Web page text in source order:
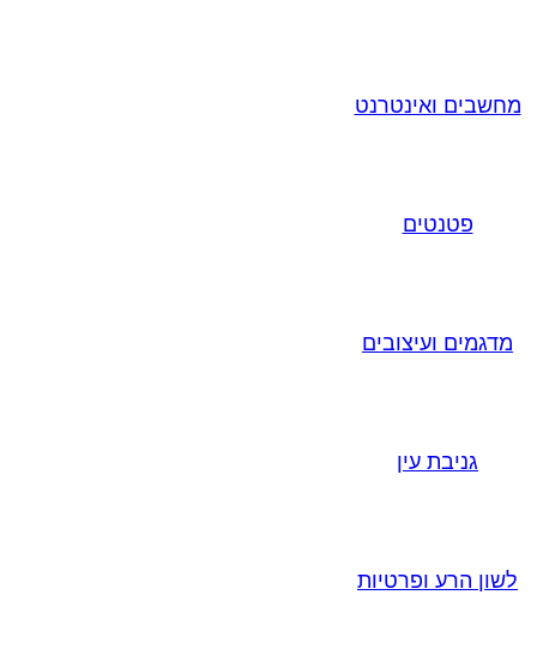
מחשבים ואינטרנט
פטנטים
מדגמים ועיצובים
גניבת עין
לשון הרע ופרטיות